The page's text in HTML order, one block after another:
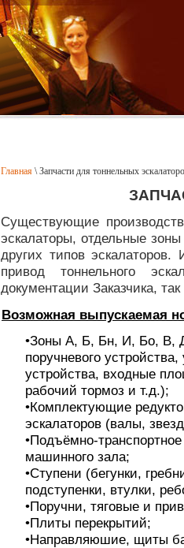
Главная \Запчасти для тоннельных
Существующие
эскалаторы, отдельные
других типов эскалаторов.
привод тоннельного
документации Заказчика,
Возможная выпускаемая
•Зоны А, Б, Бн, И, Бо, В,
поручневого устройства,
устройства, входные
рабочий тормоз и т.д.);
•Комплектующие
эскалаторов (валы,
•Подъёмно-
машинного зала;
•Ступени (бегунки,
подступенки, втулки,
•Поручни, тяговые и
•Плиты перекрытий;
•Направляюшие, щиты